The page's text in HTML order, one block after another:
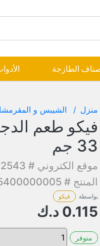
الطازجة
منزل الشيبس و
فيكو طعم
33 جم
موقع الكتروني # 92543
المنتج # 5400000005
بواسطة فيكو
0.115 د.ك
متوفر